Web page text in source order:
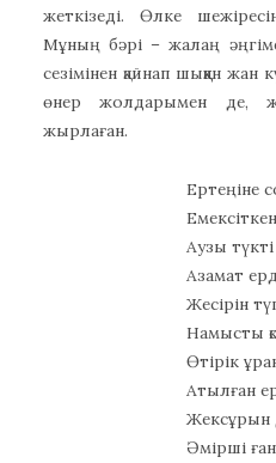
жеткізеді. Өлке
Мұның бәрі – жалаң
сезімінен қайнап шыққан
өнер жолдарымен де,
жырлаған.
Ертеңіне
Емексіткен
Аузы түкті
Азамат
Жесірін
Намысты
Өтірік
Атылған
Жексұрын
Әмірші